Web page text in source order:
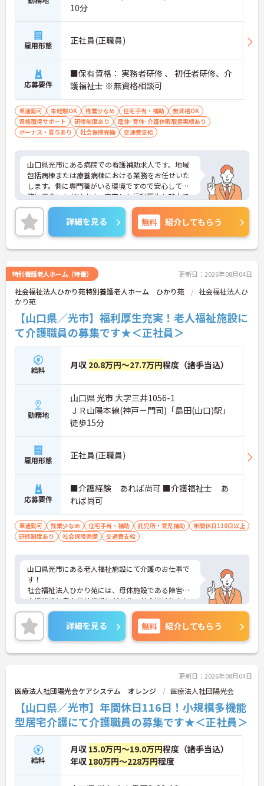
10分
雇用形態 正社員(正職員)
応募要件
■保有資格： 実務者研修 、 初任者研修、介
護福祉士 ※無資格相談可
車通勤可 未経験OK 残業少なめ 住宅手当・補助
無資格OK
資格取得サポート
研修制度あり
産休･育休･介護休暇取得実績あり
ボーナス・賞与あり
社会保険完備 交通費支給
山口県光市にある病院での看護補助求人です。地域
包括病棟または療養病棟における業務をお任せいた
します。側に専門職がいる環境ですので安心して業
務に専念いただけます。充実した福利厚生も魅力で
す。
ご興味ある方には、面接対策ポイントなど、さらに
詳細をお話しいたしますのでお気軽にご相談くださ
い。
詳細を見る 無料 紹介してもらう
特別養護老人ホーム（特養） 更新日：2026年08月04日
社会福祉法人ひかり苑特別養護老人ホーム ひかり苑
社会福祉法人ひ
かり苑
【山口県／光市】福利厚生充実！老人福祉施設に
て介護職員の募集です★＜正社員＞
給料 月収 20.8万円～27.7万円程度（諸手当込）
勤務地
山口県 光市 大字三井1056-1
ＪＲ山陽本線(神戸－門司)「島田(山口)駅」
徒歩15分
雇用形態 正社員(正職員)
応募要件
■介護経験 あれば尚可 ■介護福祉士 あ
れば尚可
車通勤可 残業少なめ 住宅手当・補助 託児所・育児補助
年間休日110日以上
研修制度あり
社会保険完備 交通費支給
山口県光市にある老人福祉施設にて介護のお仕事で
す！
社会福祉法人ひかり苑には、母体施設である障害者
支援施設と老人福祉施設とがあり、社会福祉法人と
しての使命感を持ち、地域福祉に取り組んでいま
す。
ご興味ある方には、面接対策ポイントなど、さらに
詳細をお話しいたしますのでお気軽にご相談くださ
い。
詳細を見る 無料 紹介してもらう
更新日：2026年08月04日
医療法人社団陽光会ケアシステム オレンジ 医療法人社団陽光会
【山口県／光市】年間休日116日！小規模多機能
型居宅介護にて介護職員の募集です★＜正社員＞
給料
月収 15.0万円～19.0万円程度（諸手当込）
年収 180万円～228万円程度